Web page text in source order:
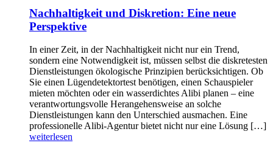
Nachhaltigkeit und Diskretion: Eine neue
Perspektive
In einer Zeit, in der Nachhaltigkeit nicht nur ein Trend,
sondern eine Notwendigkeit ist, müssen selbst die diskretesten
Dienstleistungen ökologische Prinzipien berücksichtigen. Ob
Sie einen Lügendetektortest benötigen, einen Schauspieler
mieten möchten oder ein wasserdichtes Alibi planen – eine
verantwortungsvolle Herangehensweise an solche
Dienstleistungen kann den Unterschied ausmachen. Eine
professionelle Alibi-Agentur bietet nicht nur eine Lösung […]
weiterlesen